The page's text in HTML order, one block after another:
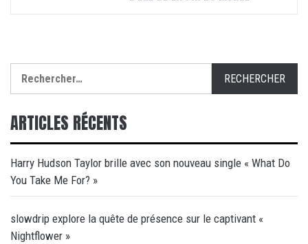
ARTICLES RÉCENTS
Harry Hudson Taylor brille avec son nouveau single « What Do
You Take Me For? »
slowdrip explore la quête de présence sur le captivant «
Nightflower »